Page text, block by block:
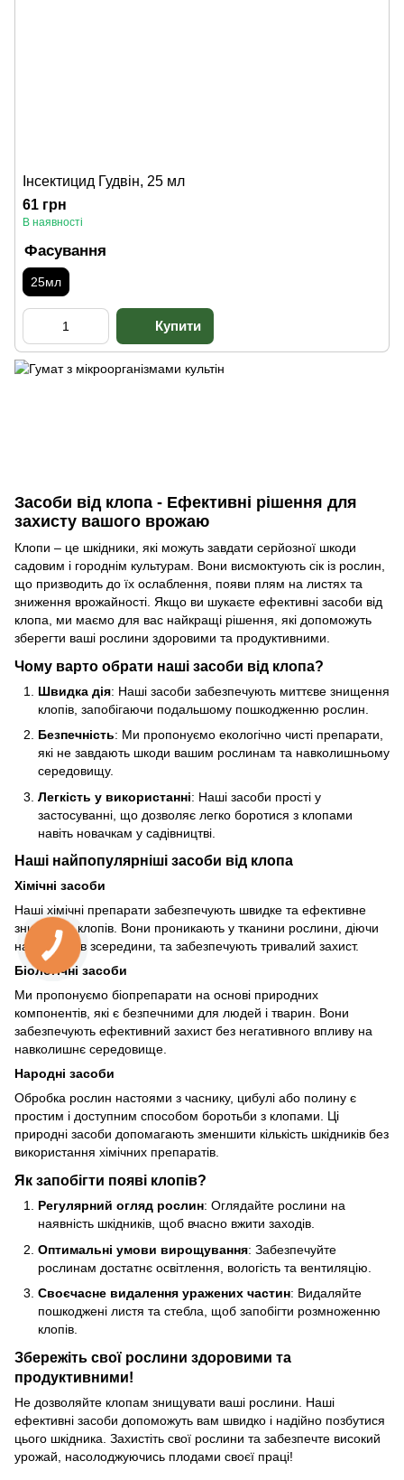
Інсектицид Гудвін, 25 мл
61 грн
В наявності
Фасування
25мл
Засоби від клопа - Ефективні рішення для
захисту вашого врожаю
Клопи – це шкідники, які можуть завдати серйозної шкоди
садовим і городнім культурам. Вони висмоктують сік із рослин,
що призводить до їх ослаблення, появи плям на листях та
зниження врожайності. Якщо ви шукаєте ефективні засоби від
клопа, ми маємо для вас найкращі рішення, які допоможуть
зберегти ваші рослини здоровими та продуктивними.
Чому варто обрати наші засоби від клопа?
Швидка дія: Наші засоби забезпечують миттєве знищення
клопів, запобігаючи подальшому пошкодженню рослин.
Безпечність: Ми пропонуємо екологічно чисті препарати,
які не завдають шкоди вашим рослинам та навколишньому
середовищу.
Легкість у використанні: Наші засоби прості у
застосуванні, що дозволяє легко боротися з клопами
навіть новачкам у садівництві.
Наші найпопулярніші засоби від клопа
Хімічні засоби
Наші хімічні препарати забезпечують швидке та ефективне
знищення клопів. Вони проникають у тканини рослини, діючи
на шкідників зсередини, та забезпечують тривалий захист.
Біологічні засоби
Ми пропонуємо біопрепарати на основі природних
компонентів, які є безпечними для людей і тварин. Вони
забезпечують ефективний захист без негативного впливу на
навколишнє середовище.
Народні засоби
Обробка рослин настоями з часнику, цибулі або полину є
простим і доступним способом боротьби з клопами. Ці
природні засоби допомагають зменшити кількість шкідників без
використання хімічних препаратів.
Як запобігти появі клопів?
Регулярний огляд рослин: Оглядайте рослини на
наявність шкідників, щоб вчасно вжити заходів.
Оптимальні умови вирощування: Забезпечуйте
рослинам достатнє освітлення, вологість та вентиляцію.
Своєчасне видалення уражених частин: Видаляйте
пошкоджені листя та стебла, щоб запобігти розмноженню
клопів.
Збережіть свої рослини здоровими та
продуктивними!
Не дозволяйте клопам знищувати ваші рослини. Наші
ефективні засоби допоможуть вам швидко і надійно позбутися
цього шкідника. Захистіть свої рослини та забезпечте високий
урожай, насолоджуючись плодами своєї праці!